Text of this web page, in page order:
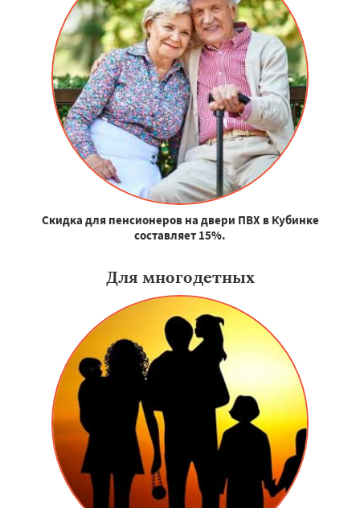
Скидка для пенсионеров на двери ПВХ в Кубинке
составляет 15%.
Для многодетных